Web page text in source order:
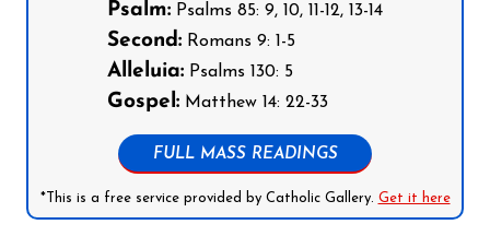
Psalm: Psalms 85: 9, 10, 11-12, 13-14
Second: Romans 9: 1-5
Alleluia: Psalms 130: 5
Gospel: Matthew 14: 22-33
FULL MASS READINGS
*This is a free service provided by Catholic Gallery. Get it here